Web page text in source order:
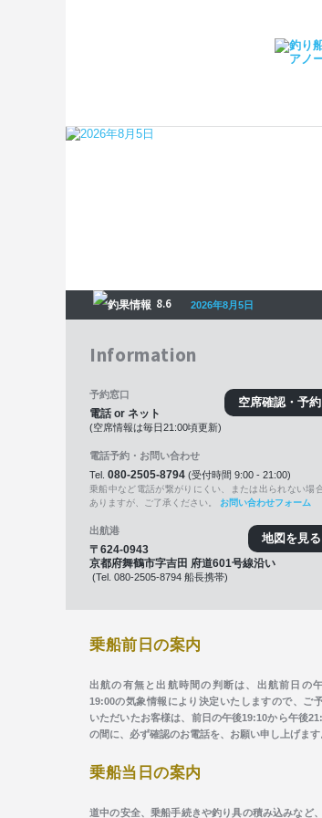
8.6 2026年8月5日
Information
空席確認・予約
予約窓口
電話 or ネット
(空席情報は毎日21:00頃更新)
電話予約・お問い合わせ
Tel. 080-2505-8794 (受付時間 9:00 - 21:00)
乗船中など電話が繋がりにくい、または出られない場
ありますが、ご了承ください。 お問い合わせフォーム
地図を見る
出航港
〒624-0943
京都府舞鶴市字吉田 府道601号線沿い
(Tel. 080-2505-8794 船長携帯)
乗船前日の案内
出航の有無と出航時間の判断は、出航前日の
19:00の気象情報により決定いたしますので、ご
いただいたお客様は、前日の午後19:10から午後
の間に、必ず確認のお電話を、お願い申し上げます
乗船当日の案内
道中の安全、乗船手続きや釣り具の積み込みなど